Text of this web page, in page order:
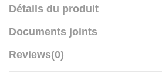
Détails du produit
Documents joints
Reviews(0)